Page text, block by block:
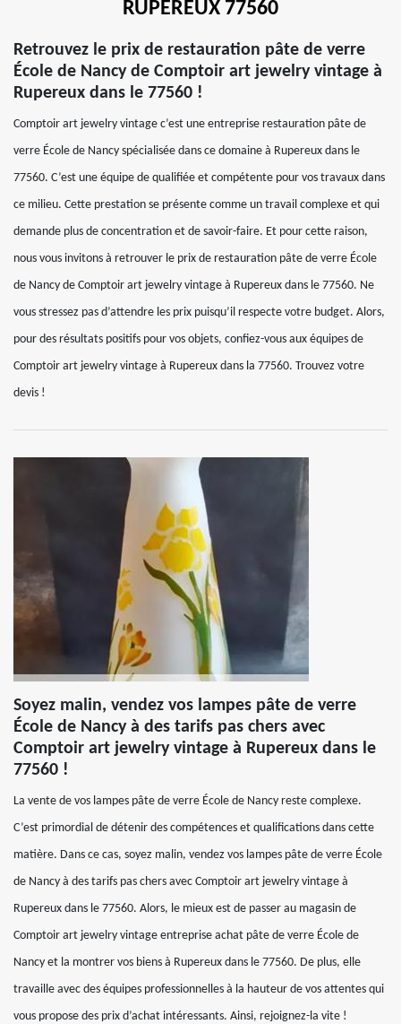
RUPEREUX 77560
Retrouvez le prix de restauration pâte de verre
École de Nancy de Comptoir art jewelry vintage à
Rupereux dans le 77560 !
Comptoir art jewelry vintage c’est une entreprise restauration pâte de
verre École de Nancy spécialisée dans ce domaine à Rupereux dans le
77560. C’est une équipe de qualifiée et compétente pour vos travaux dans
ce milieu. Cette prestation se présente comme un travail complexe et qui
demande plus de concentration et de savoir-faire. Et pour cette raison,
nous vous invitons à retrouver le prix de restauration pâte de verre École
de Nancy de Comptoir art jewelry vintage à Rupereux dans le 77560. Ne
vous stressez pas d’attendre les prix puisqu’il respecte votre budget. Alors,
pour des résultats positifs pour vos objets, confiez-vous aux équipes de
Comptoir art jewelry vintage à Rupereux dans la 77560. Trouvez votre
devis !
Soyez malin, vendez vos lampes pâte de verre
École de Nancy à des tarifs pas chers avec
Comptoir art jewelry vintage à Rupereux dans le
77560 !
La vente de vos lampes pâte de verre École de Nancy reste complexe.
C’est primordial de détenir des compétences et qualifications dans cette
matière. Dans ce cas, soyez malin, vendez vos lampes pâte de verre École
de Nancy à des tarifs pas chers avec Comptoir art jewelry vintage à
Rupereux dans le 77560. Alors, le mieux est de passer au magasin de
Comptoir art jewelry vintage entreprise achat pâte de verre École de
Nancy et la montrer vos biens à Rupereux dans le 77560. De plus, elle
travaille avec des équipes professionnelles à la hauteur de vos attentes qui
vous propose des prix d’achat intéressants. Ainsi, rejoignez-la vite !